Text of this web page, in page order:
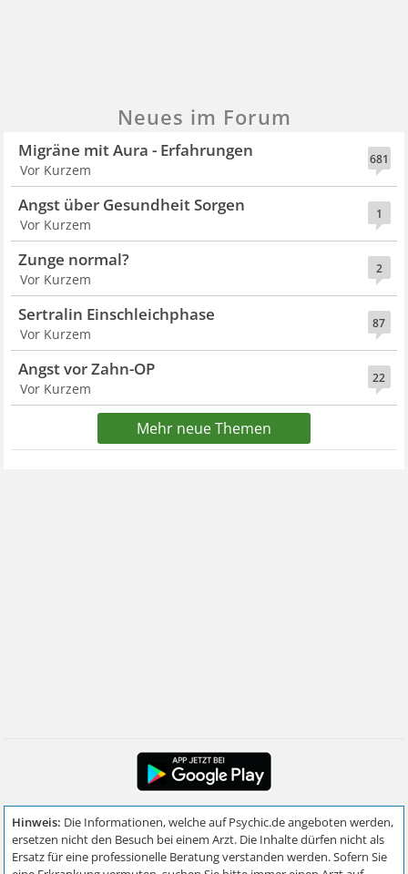
Neues im Forum
681
Migräne mit Aura - Erfahrungen
Vor Kurzem
1
Angst über Gesundheit Sorgen
Vor Kurzem
2
Zunge normal?
Vor Kurzem
87
Sertralin Einschleichphase
Vor Kurzem
22
Angst vor Zahn-OP
Vor Kurzem
Mehr neue Themen